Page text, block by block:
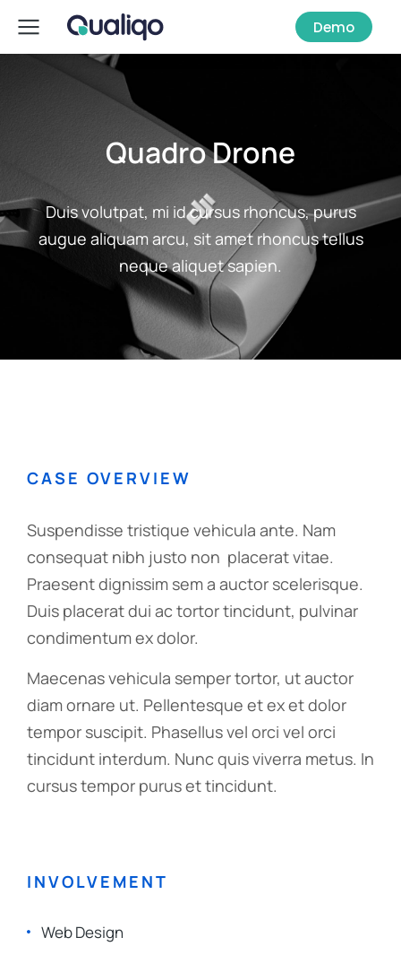
Demo
Quadro Drone
Duis volutpat, mi id cursus rhoncus, purus
augue aliquam arcu, sit amet rhoncus tellus
neque aliquet sapien.
CASE OVERVIEW
Suspendisse tristique vehicula ante. Nam
consequat nibh justo non placerat vitae.
Praesent dignissim sem a auctor scelerisque.
Duis placerat dui ac tortor tincidunt, pulvinar
condimentum ex dolor.
Maecenas vehicula semper tortor, ut auctor
diam ornare ut. Pellentesque et ex et dolor
tempor suscipit. Phasellus vel orci vel orci
tincidunt interdum. Nunc quis viverra metus. In
cursus tempor purus et tincidunt.
INVOLVEMENT
Web Design